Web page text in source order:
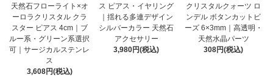
天然石フローライト×オ
ーロラクリスタル クラ
スター ピアス 4cm｜ブ
ルー系・グリーン系選択
可｜サージカルステンレ
ス
3,608円(税込)
ス ピアス・イヤリング
｜揺れる多連デザイン
シルバーカラー 天然石
アクセサリー
3,980円(税込)
クリスタルクォーツ ロ
ンデル ボタンカットビ
ーズ 6×3mm｜高透明・
天然水晶パーツ
308円(税込)